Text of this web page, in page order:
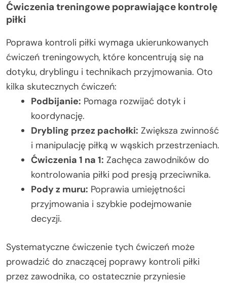
Ćwiczenia treningowe poprawiające kontrolę
piłki
Poprawa kontroli piłki wymaga ukierunkowanych
ćwiczeń treningowych, które koncentrują się na
dotyku, dryblingu i technikach przyjmowania. Oto
kilka skutecznych ćwiczeń:
Podbijanie: Pomaga rozwijać dotyk i
koordynację.
Drybling przez pachołki: Zwiększa zwinność
i manipulację piłką w wąskich przestrzeniach.
Ćwiczenia 1 na 1: Zachęca zawodników do
kontrolowania piłki pod presją przeciwnika.
Pody z muru: Poprawia umiejętności
przyjmowania i szybkie podejmowanie
decyzji.
Systematyczne ćwiczenie tych ćwiczeń może
prowadzić do znaczącej poprawy kontroli piłki
przez zawodnika, co ostatecznie przyniesie